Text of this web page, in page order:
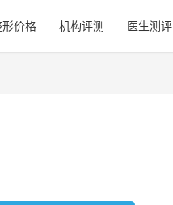
形价格 机构评测 医生测评